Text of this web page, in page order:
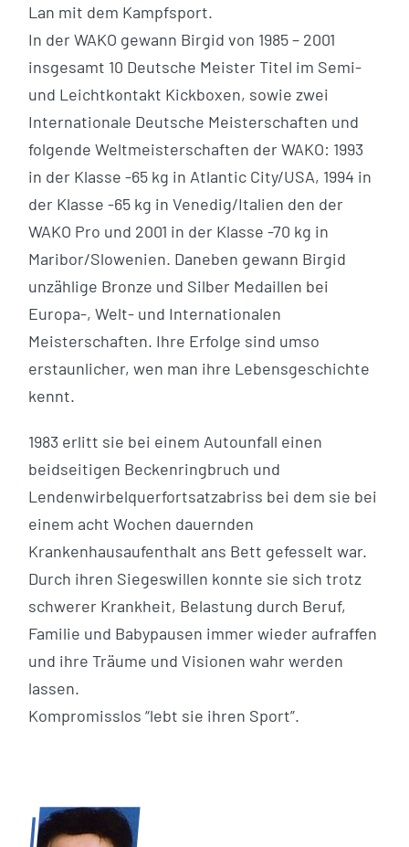
Lan mit dem Kampfsport.
In der WAKO gewann Birgid von 1985 – 2001
insgesamt 10 Deutsche Meister Titel im Semi-
und Leichtkontakt Kickboxen, sowie zwei
Internationale Deutsche Meisterschaften und
folgende Weltmeisterschaften der WAKO: 1993
in der Klasse -65 kg in Atlantic City/USA, 1994 in
der Klasse -65 kg in Venedig/Italien den der
WAKO Pro und 2001 in der Klasse -70 kg in
Maribor/Slowenien. Daneben gewann Birgid
unzählige Bronze und Silber Medaillen bei
Europa-, Welt- und Internationalen
Meisterschaften. Ihre Erfolge sind umso
erstaunlicher, wen man ihre Lebensgeschichte
kennt.
1983 erlitt sie bei einem Autounfall einen
beidseitigen Beckenringbruch und
Lendenwirbelquerfortsatzabriss bei dem sie bei
einem acht Wochen dauernden
Krankenhausaufenthalt ans Bett gefesselt war.
Durch ihren Siegeswillen konnte sie sich trotz
schwerer Krankheit, Belastung durch Beruf,
Familie und Babypausen immer wieder aufraffen
und ihre Träume und Visionen wahr werden
lassen.
Kompromisslos “lebt sie ihren Sport”.